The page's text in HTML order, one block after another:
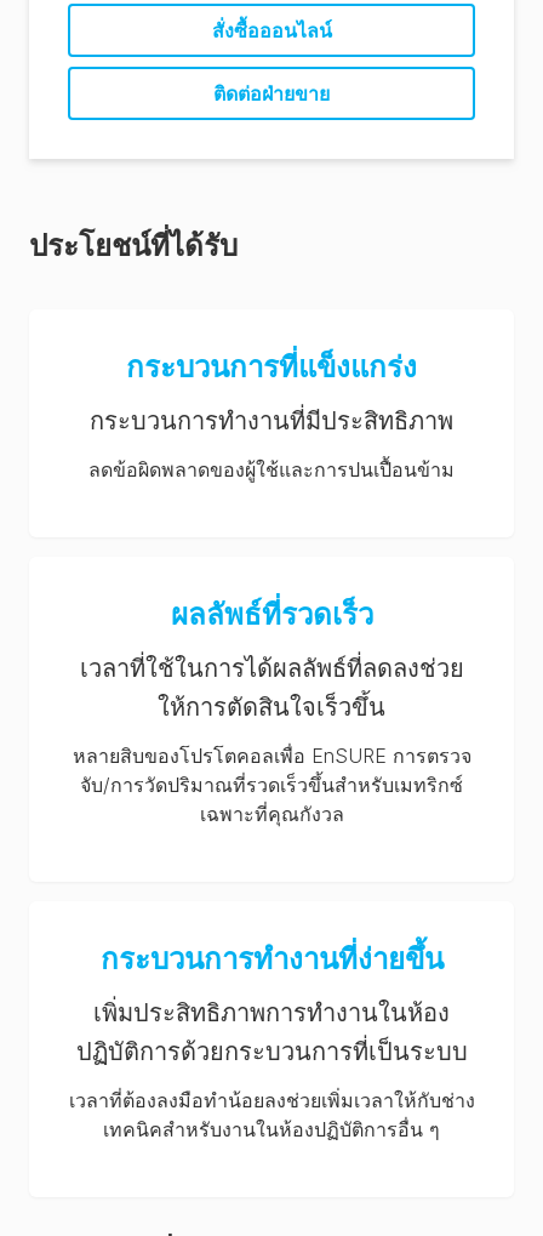
สั่งซื้อออนไลน์
ติดต่อฝ่ายขาย
ประโยชน์ที่ได้รับ
กระบวนการที่แข็งแกร่ง
กระบวนการทำงานที่มีประสิทธิภาพ
ลดข้อผิดพลาดของผู้ใช้และการปนเปื้อนข้าม
ผลลัพธ์ที่รวดเร็ว
เวลาที่ใช้ในการได้ผลลัพธ์ที่ลดลงช่วย
ให้การตัดสินใจเร็วขึ้น
หลายสิบของโปรโตคอลเพื่อ EnSURE การตรวจ
จับ/การวัดปริมาณที่รวดเร็วขึ้นสำหรับเมทริกซ์
เฉพาะที่คุณกังวล
กระบวนการทำงานที่ง่ายขึ้น
เพิ่มประสิทธิภาพการทำงานในห้อง
ปฏิบัติการด้วยกระบวนการที่เป็นระบบ
เวลาที่ต้องลงมือทำน้อยลงช่วยเพิ่มเวลาให้กับช่าง
เทคนิคสำหรับงานในห้องปฏิบัติการอื่น ๆ